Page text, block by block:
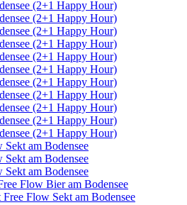
(2+1 Happy Hour)
(2+1 Happy Hour)
(2+1 Happy Hour)
(2+1 Happy Hour)
(2+1 Happy Hour)
(2+1 Happy Hour)
(2+1 Happy Hour)
(2+1 Happy Hour)
(2+1 Happy Hour)
(2+1 Happy Hour)
(2+1 Happy Hour)
am Bodensee
am Bodensee
am Bodensee
Flow Bier am Bodensee
Flow Sekt am Bodensee